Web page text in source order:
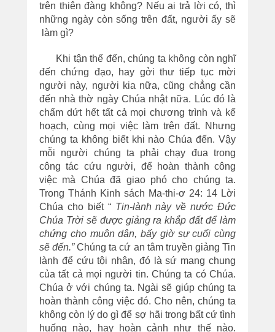
trên thiên đàng không? Nếu ai trả lời có, thì
những ngày còn sống trên đất, người ấy sẽ
làm gì?
Khi tận thế đến, chúng ta không còn nghĩ
đến chứng đạo, hay gởi thư tiếp tục mời
người này, người kia nữa, cũng chẳng cần
đến nhà thờ ngày Chúa nhật nữa. Lúc đó là
chấm dứt hết tất cả mọi chương trình và kế
hoạch, cùng mọi việc làm trên đất. Nhưng
chúng ta không biết khi nào Chúa đến. Vậy
mỗi người chúng ta phải chạy đua trong
công tác cứu người, để hoàn thành công
việc mà Chúa đã giao phó cho chúng ta.
Trong Thánh Kinh sách Ma-thi-ơ 24: 14 Lời
Chúa cho biết “ Tin-lành này về nước Đức
Chúa Trời sẽ được giảng ra khắp đất để làm
chứng cho muôn dân, bấy giờ sự cuối cùng
sẽ đến.”Chúng ta cứ an tâm truyền giảng Tin
lành để cứu tội nhân, đó là sứ mang chung
của tất cả mọi người tin. Chúng ta có Chúa.
Chúa ở với chúng ta. Ngài sẽ giúp chúng ta
hoàn thành công việc đó. Cho nên, chúng ta
không còn lý do gì để sợ hãi trong bất cứ tình
huống nào, hay hoàn cảnh như thế nào.